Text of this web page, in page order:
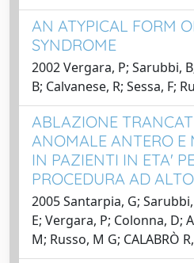
AN ATYPICAL FORM
SYNDROME
2002 Vergara, P; Sarubbi,
B; Calvanese, R; Sessa, F;
ABLAZIONE
ANOMALE ANTERO E
IN PAZIENTI IN ETA'
PROCEDURA AD
2005 Santarpia, G;
E; Vergara, P; Colonna, D;
M; Russo, M G; CALABRÒ